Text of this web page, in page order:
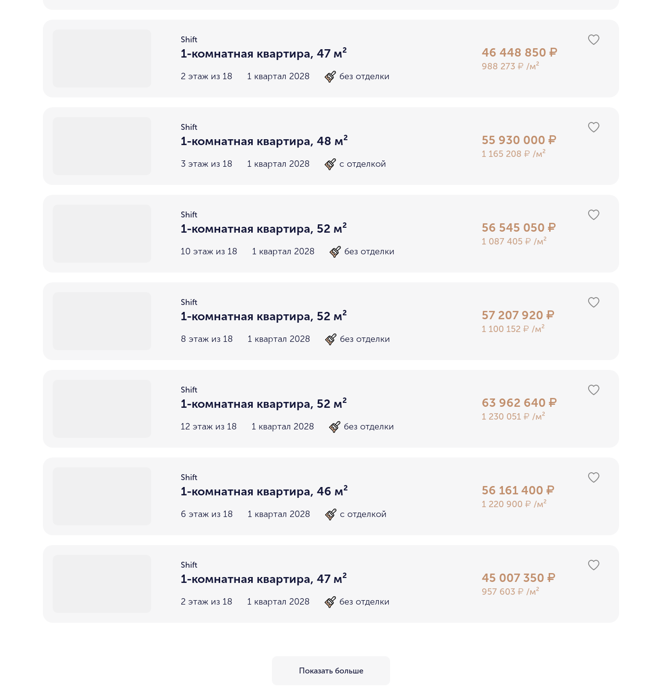
Shift
1-комнатная квартира, 47 м²
2 этаж из 18 1 квартал 2028 без отделки
46 448 850 ₽
988 273 ₽ /м²
Shift
1-комнатная квартира, 48 м²
3 этаж из 18 1 квартал 2028 с отделкой
55 930 000 ₽
1 165 208 ₽ /м²
Shift
1-комнатная квартира, 52 м²
10 этаж из 18 1 квартал 2028 без отделки
56 545 050 ₽
1 087 405 ₽ /м²
Shift
1-комнатная квартира, 52 м²
8 этаж из 18 1 квартал 2028 без отделки
57 207 920 ₽
1 100 152 ₽ /м²
Shift
1-комнатная квартира, 52 м²
12 этаж из 18 1 квартал 2028 без отделки
63 962 640 ₽
1 230 051 ₽ /м²
Shift
1-комнатная квартира, 46 м²
6 этаж из 18 1 квартал 2028 с отделкой
56 161 400 ₽
1 220 900 ₽ /м²
Shift
1-комнатная квартира, 47 м²
2 этаж из 18 1 квартал 2028 без отделки
45 007 350 ₽
957 603 ₽ /м²
Показать больше